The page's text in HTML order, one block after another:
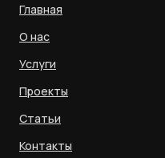
Главная
О нас
Услуги
Проекты
Статьи
Контакты